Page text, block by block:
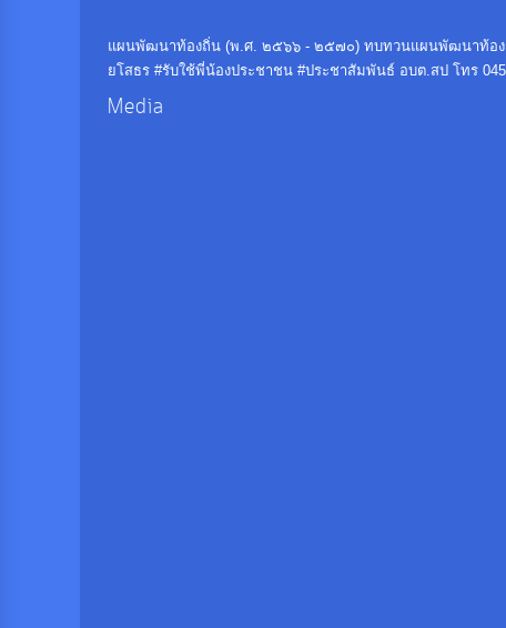
แผนพัฒนาท้องถิ่น (พ.ศ. ๒๕๖๖ - ๒๕๗๐) ทบทวนแผนพัฒนาท้องถิ่
ยโสธร #รับใช้พี่น้องประชาชน #ประชาสัมพันธ์ อบต.สป โทร 045
Media